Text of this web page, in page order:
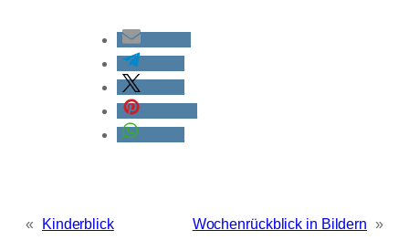
« Kinderblick Wochenrückblick in Bildern »